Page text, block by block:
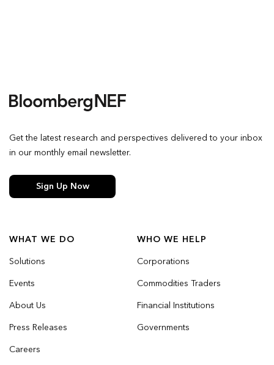
WHAT WE DO
Solutions
Events
About Us
Press Releases
Careers
WHO WE HELP
Corporations
Commodities Traders
Financial Institutions
Governments
Get the latest research and perspectives delivered to your inbox
in our monthly email newsletter.
Sign Up Now